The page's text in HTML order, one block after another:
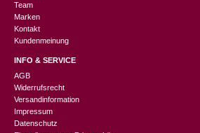
Team
Marken
Kontakt
Kundenmeinung
INFO & SERVICE
AGB
Widerrufsrecht
Versandinformation
Impressum
Datenschutz